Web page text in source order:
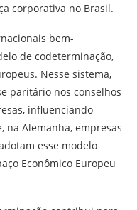
corporativa no Brasil.
bem-
de codeterminação,
Nesse sistema,
paritário nos conselhos
influenciando
na Alemanha, empresas
esse modelo
Econômico Europeu